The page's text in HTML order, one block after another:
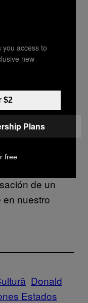
eso
no significa
reales.
persona
traer la
al mundo.
mujer no se
dicen. En vez
somos
de un
nuestro
Donald
Estados
you access to
new
$2
Plans
free